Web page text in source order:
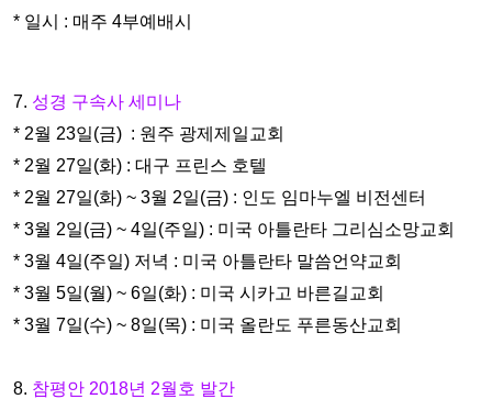
* 일시 : 매주 4부예배시
7. 성경 구속사 세미나
* 2월 23일(금) : 원주 광제제일교회
* 2월 27일(화) : 대구 프린스 호텔
* 2월 27일(화) ~ 3월 2일(금) : 인도 임마누엘 비전센터
* 3월 2일(금) ~ 4일(주일) : 미국 아틀란타 그리심소망교회
* 3월 4일(주일) 저녁 : 미국 아틀란타 말씀언약교회
* 3월 5일(월) ~ 6일(화) : 미국 시카고 바른길교회
* 3월 7일(수) ~ 8일(목) : 미국 올란도 푸른동산교회
8. 참평안 2018년 2월호 발간